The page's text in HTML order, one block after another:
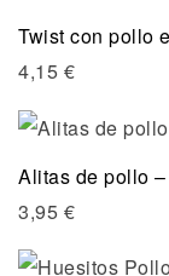
Twist con pollo
4,15 €
Alitas de pollo
3,95 €